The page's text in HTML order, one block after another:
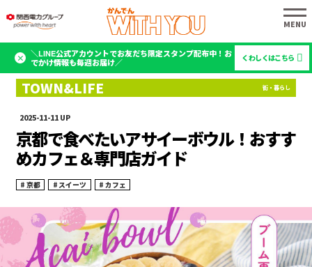
＼LINE公式アカウントでお友だち限定スタンプ配布中！お
でかけ情報も毎週お届け／
くわしくはこちら
2025-11-11
京都で食べたいアサイーボウル！おすす
めカフェ＆専門店ガイド
京都 スイーツ カフェ